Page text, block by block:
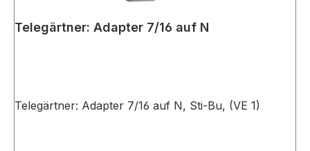
Telegärtner: Adapter 7/16 auf N
Telegärtner: Adapter 7/16 auf N, Sti-Bu, (VE 1)